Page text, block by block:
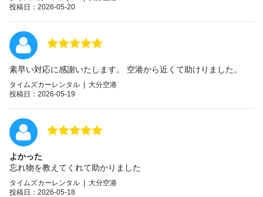
投稿日：2026-05-20
素早い対応に感謝いたします。 空港から近くて助けりました。
タイムズカーレンタル | 大分空港
投稿日：2026-05-19
よかった
忘れ物を教えてくれて助かりました
タイムズカーレンタル | 大分空港
投稿日：2026-05-18